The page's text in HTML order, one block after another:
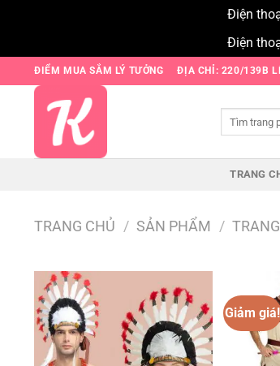
Điện
Điện
qua
ĐIỂM MUA SẮM LÝ TƯỞNG ĐỊA CHỈ: 220/139B
TRANG
TRANG CHỦ / SẢN PHẨM /
Add to
wishlist
Giảm giá!